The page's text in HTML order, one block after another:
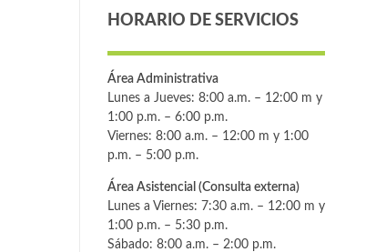
HORARIO DE SERVICIOS
Área Administrativa
Lunes a Jueves: 8:00 a.m. – 12:00 m y
1:00 p.m. – 6:00 p.m.
Viernes: 8:00 a.m. – 12:00 m y 1:00
p.m. – 5:00 p.m.
Área Asistencial (Consulta externa)
Lunes a Viernes: 7:30 a.m. – 12:00 m y
1:00 p.m. – 5:30 p.m.
Sábado: 8:00 a.m. – 2:00 p.m.